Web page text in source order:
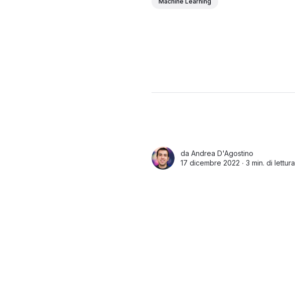
da Andrea D'Agostino
17 dicembre 2022 ∙ 3 min. di lettura